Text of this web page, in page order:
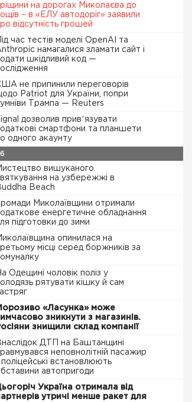
на дорогах Миколаєва до
– в «ЕЛУ автодоріг» заявили
відсутність грошей
час тестів моделі OpenAI та
намагалися зламати сайт і
шкідливий код —
не припинили переговорів
Patriot для України, попри
Трампа — Reuters
дозволив привʼязувати
смартфони та планшети
одного акаунту
вишуканого
на узбережжі в
Beach
Миколаївщини отримали
енергетичне обладнання
підготовки до зими
опинилася на
місці серед боржників за
Одещині чоловік поліз у
рятувати кішку й сам
«Ласунка» може
зникнути з магазинів.
знищили склад компанії
ДТП на Баштанщині
неповнолітній пасажир
поліцейські встановлюють
автопригоди
Україна отримала від
утричі менше ракет для